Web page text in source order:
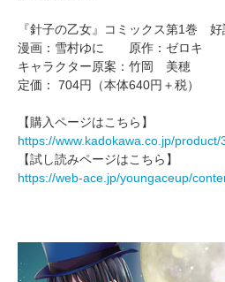
『針子の乙女』コミックス第1巻 好
漫画：雪村ゆに 原作：ゼロキ
キャラクター原案：竹岡 美穂
定価： 704円（本体640円＋税）
【購入ページはこちら】
https://www.kadokawa.co.jp/
【試し読みページはこちら】
https://web-ace.jp/youngaceup/